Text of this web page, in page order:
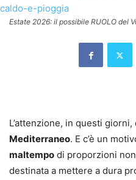
Estate 2026: il possibile RUOLO del
L’attenzione, in questi
Mediterraneo. E c’è un
maltempo di proporzioni
destinata a mettere a dura